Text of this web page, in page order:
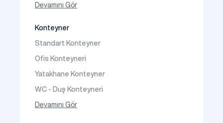
Tek Katlı Prefabrik Villa
Devamını Gör
Konteyner
Standart Konteyner
Ofis Konteyneri
Yatakhane Konteyner
WC - Duş Konteyneri
Konteyner Ev
Devamını Gör